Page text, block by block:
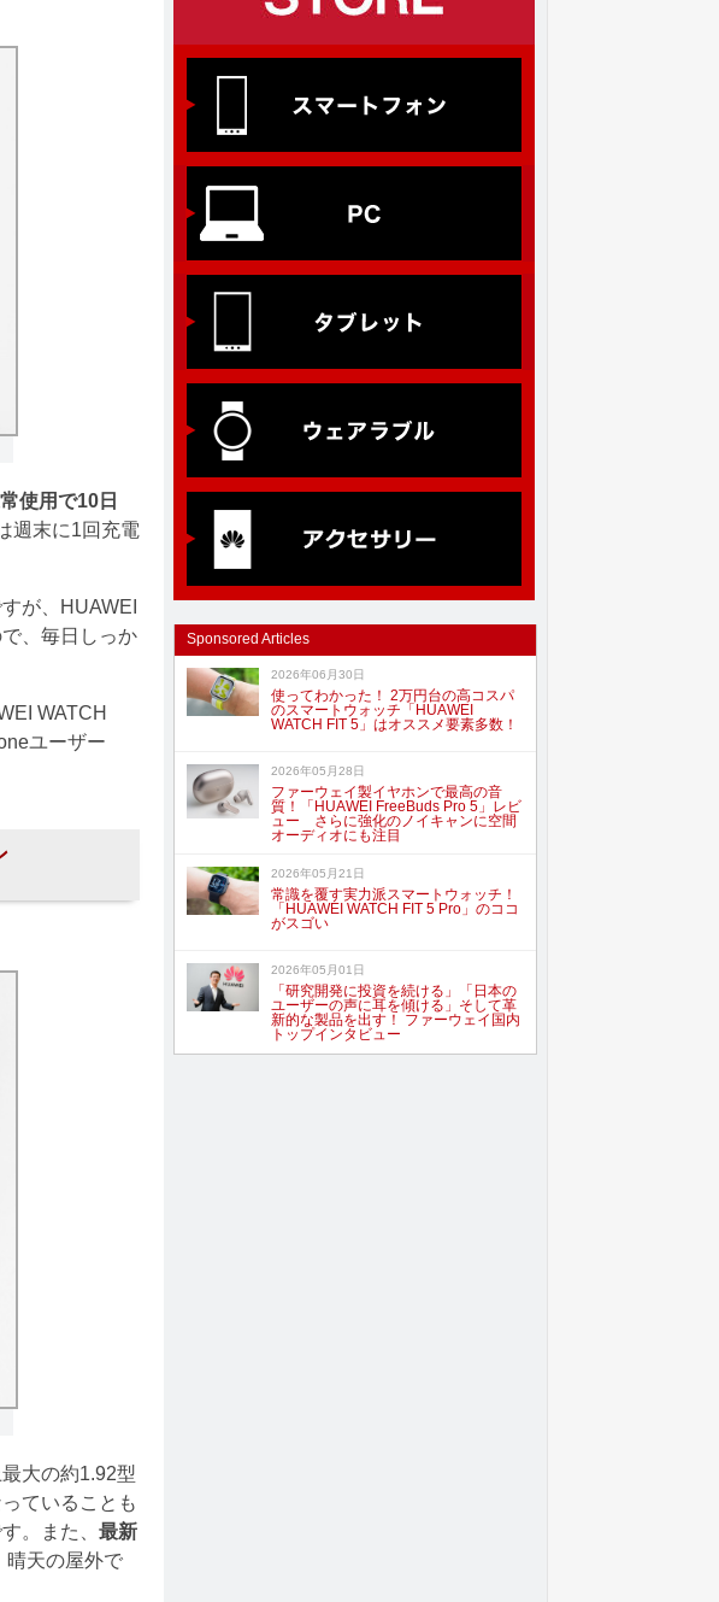
使用で10日
週末に1回充電
が、HUAWEI
、毎日しっか
WATCH
ユーザー
大の約1.92型
ていることも
。また、 最新
晴天の屋外で
Sponsored Articles
2026年06月30日
使ってわかった！ 2万円台の高コスパ
のスマートウォッチ「HUAWEI
WATCH FIT 5」はオススメ要素多数！
2026年05月28日
ファーウェイ製イヤホンで最高の音
質！「HUAWEI FreeBuds Pro 5」レビ
ュー さらに強化のノイキャンに空間
オーディオにも注目
2026年05月21日
常識を覆す実力派スマートウォッチ！
「HUAWEI WATCH FIT 5 Pro」のココ
がスゴい
2026年05月01日
「研究開発に投資を続ける」「日本の
ユーザーの声に耳を傾ける」そして革
新的な製品を出す！ ファーウェイ国内
トップインタビュー